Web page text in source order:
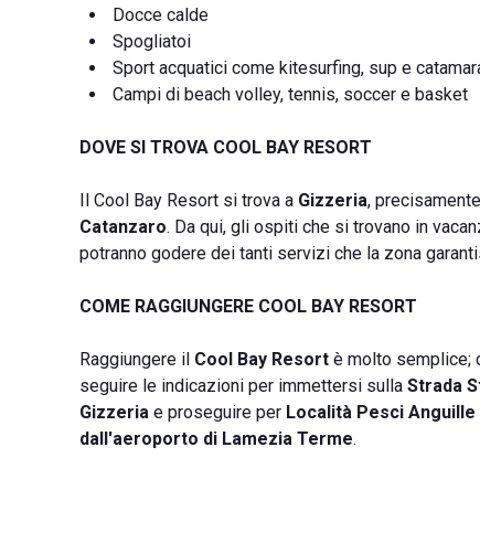
Docce calde
Spogliatoi
Sport acquatici come kitesurfing, sup e
Campi di beach volley, tennis, soccer e basket
DOVE SI TROVA COOL BAY RESORT
Il Cool Bay Resort si trova a Gizzeria,
Catanzaro. Da qui, gli ospiti che si trovano in
potranno godere dei tanti servizi che la zona
COME RAGGIUNGERE COOL BAY RESORT
Raggiungere il Cool Bay Resort è molto semplice;
seguire le indicazioni per immettersi sulla Strada
Gizzeria e proseguire per Località Pesci Anguille
dall'aeroporto di Lamezia Terme.